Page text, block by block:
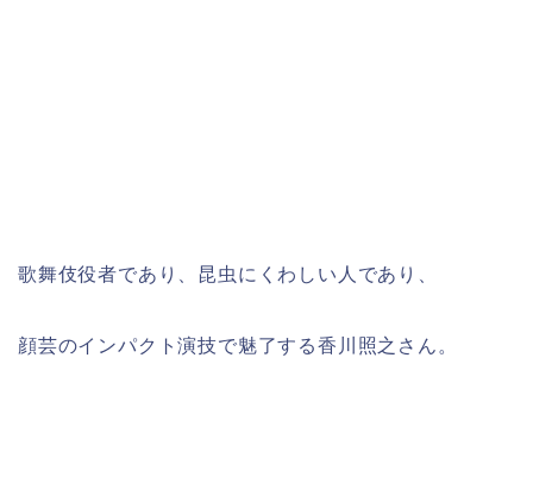
歌舞伎役者であり、昆虫にくわしい人であり、
顔芸のインパクト演技で魅了する香川照之さん。